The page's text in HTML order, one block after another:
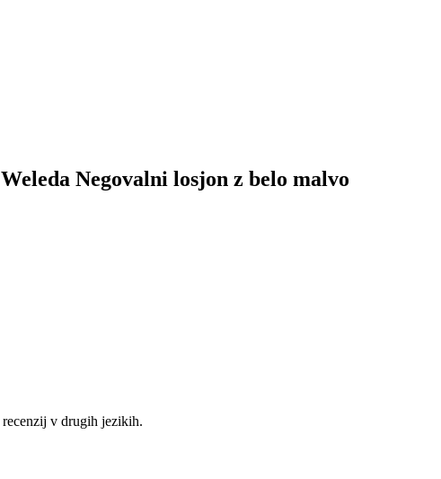
Negovalni losjon z belo malvo
v drugih jezikih.